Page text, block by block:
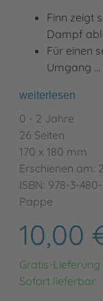
Finn zeigt
Dampf
Für einen
Umgang …
weiterlesen
0 - 2 Jahre
26 Seiten
170 x 180 mm
Erschienen am:
ISBN: 978-3-480-
Pappe
10,00
Gratis-Lieferung
Sofort lieferbar